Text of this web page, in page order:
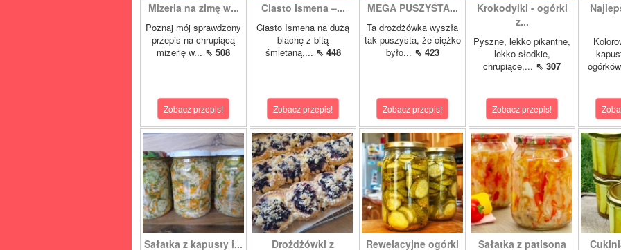
Mizeria na zimę w...
Poznaj mój sprawdzony
przepis na chrupiącą
mizerię w... ⇖ 508
Zobacz przepis!
Ciasto Ismena –...
Ciasto Ismena na dużą
blachę z bitą
śmietaną,... ⇖ 448
Zobacz przepis!
MEGA PUSZYSTA...
Ta drożdżówka wyszła
tak puszysta, że ciężko
było... ⇖ 423
Zobacz przepis!
Krokodylki - ogórki
z...
Pyszne, lekko pikantne,
lekko słodkie,
chrupiące,... ⇖ 307
Zobacz przepis!
Sałatka z kapusty i... Drożdżówki z Rewelacyjne ogórki Sałatka z patisona